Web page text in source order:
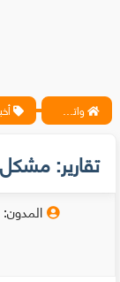
واتس آب ، فيسبوك ، أنترنت ، شروحات تقنية حصرية - المحترف
تقارير:
المدون: